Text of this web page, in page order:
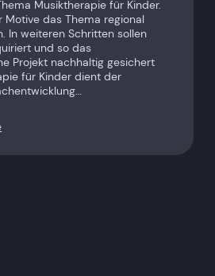
Musiktherapie für Kinder.
Motive das Thema regional
In weiteren Schritten sollen
und so das
Projekt nachhaltig gesichert
für Kinder dient der